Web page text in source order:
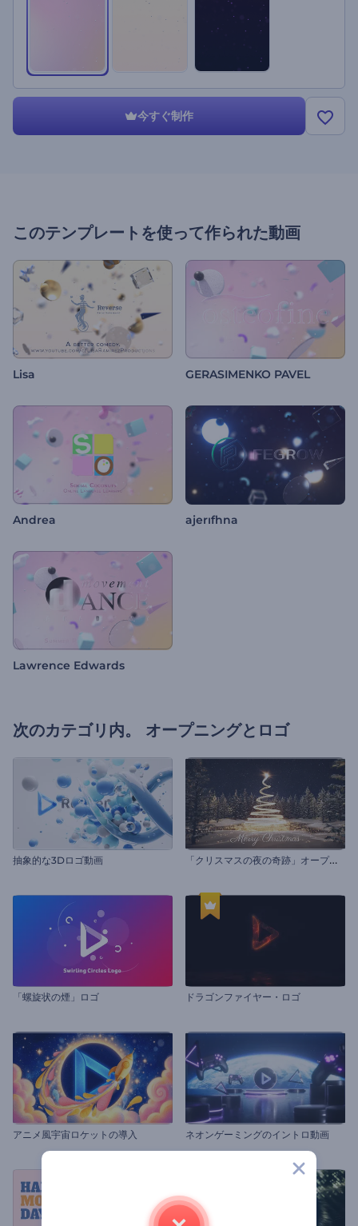
今すぐ制作
このテンプレートを使って作られた動画
Lisa GERASIMENKO PAVEL
Andrea ajerıfhna
Lawrence Edwards
次のカテゴリ内。 オープニングとロゴ
抽象的な3Dロゴ動画 「
クリスマスの夜の奇跡」オープニング動画
「螺旋状の煙」ロゴ ドラゴンファイヤー・ロゴ
アニメ風宇宙ロケットの導入 ネオンゲーミングのイントロ動画